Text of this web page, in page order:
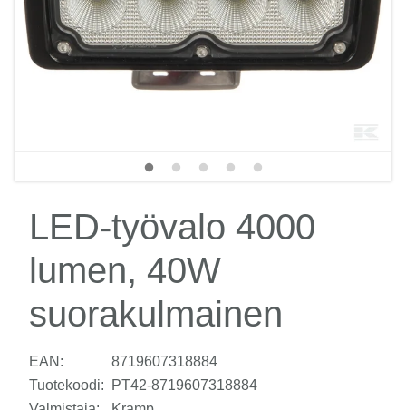
LED-työvalo 4000
lumen, 40W
suorakulmainen
EAN:
8719607318884
Tuotekoodi:
PT42-8719607318884